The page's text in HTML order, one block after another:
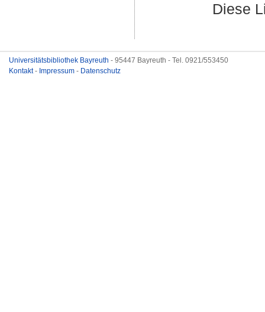
Diese
Universitätsbibliothek Bayreuth - 95447 Bayreuth - Tel. 0921/553450
Kontakt- Impressum - Datenschutz